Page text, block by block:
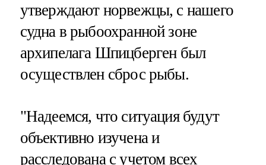
утверждают норвежцы, с нашего
судна в рыбоохранной зоне
архипелага Шпицберген был
осуществлен сброс рыбы.
"Надеемся, что ситуация будут
объективно изучена и
расследована с учетом всех